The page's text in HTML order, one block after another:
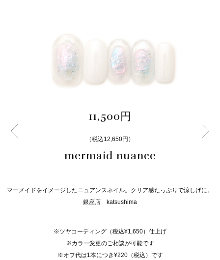
11,500円
（税込12,650円）
mermaid nuance
マーメイドをイメージしたニュアンスネイル。クリア感たっぷりで涼しげに。
銀座店 katsushima
※ツヤコーティング（税込¥1,650）仕上げ
※カラー変更のご相談が可能です
※オフ代は1本につき¥220（税込）です